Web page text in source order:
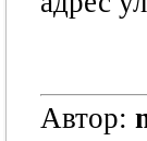
Автор: